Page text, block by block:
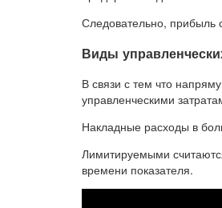
Следовательно, прибыль
Виды
В связи с тем что
управленческими
Накладные расходы в
Лимитируемыми
времени показателя.